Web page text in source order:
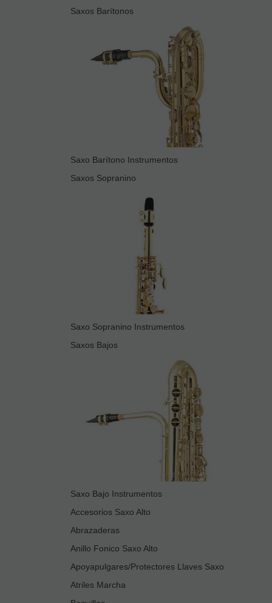
Saxos Barítonos
Saxo Barítono Instrumentos
Saxos Sopranino
Saxo Sopranino Instrumentos
Saxos Bajos
Saxo Bajo Instrumentos
Accesorios Saxo Alto
Abrazaderas
Anillo Fonico Saxo Alto
Apoyapulgares/Protectores Llaves Saxo
Atriles Marcha